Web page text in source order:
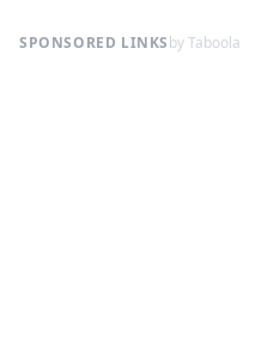
SPONSORED LINKSby Taboola